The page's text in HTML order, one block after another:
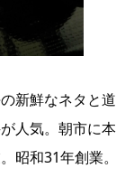
新鮮なネタと道
人気。朝市に本
昭和31年創業。